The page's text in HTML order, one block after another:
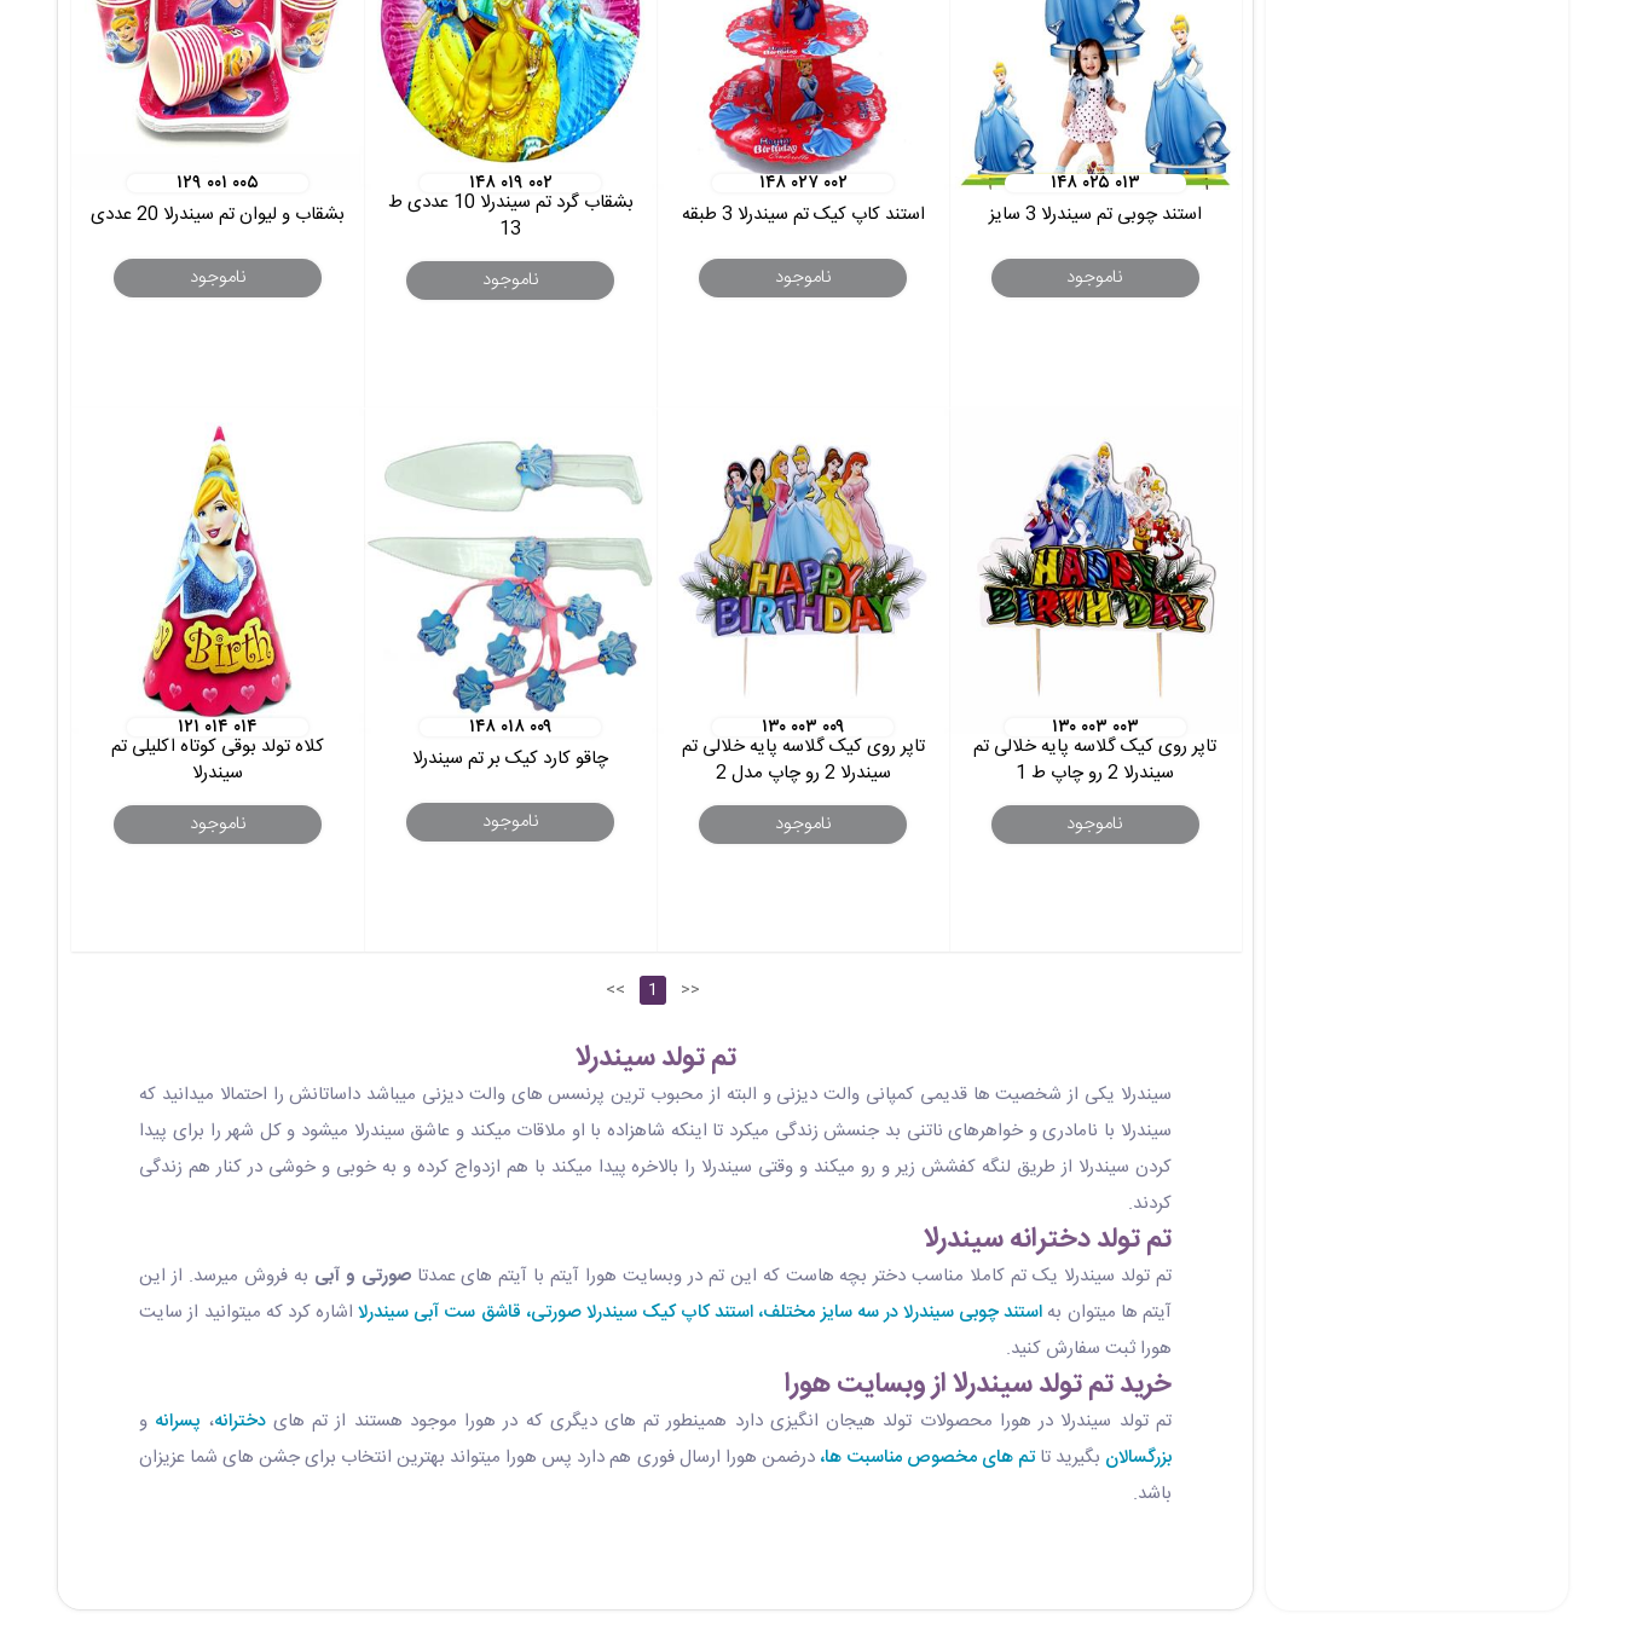
۱۴۸ ۰۲۵ ۰۱۳
استند چوبی تم سیندرلا 3 سایز
ناموجود
۱۴۸ ۰۲۷ ۰۰۲
استند کاپ کیک تم سیندرلا 3 طبقه
ناموجود
۱۴۸ ۰۱۹ ۰۰۲
بشقاب گرد تم سیندرلا 10 عددی ط
13
ناموجود
۱۲۹ ۰۰۱ ۰۰۵
بشقاب و لیوان تم سیندرلا 20 عددی
ناموجود
۱۳۰ ۰۰۳ ۰۰۳
تاپر روی کیک گلاسه پایه خلالی تم
سیندرلا 2 رو چاپ ط 1
ناموجود
۱۳۰ ۰۰۳ ۰۰۹
تاپر روی کیک گلاسه پایه خلالی تم
سیندرلا 2 رو چاپ مدل 2
ناموجود
۱۴۸ ۰۱۸ ۰۰۹
چاقو کارد کیک بر تم سیندرلا
ناموجود
۱۲۱ ۰۱۴ ۰۱۴
کلاه تولد بوقی کوتاه اکلیلی تم
سیندرلا
ناموجود
<< 1 >>
تم تولد سیندرلا
سیندرلا یکی از شخصیت ها قدیمی کمپانی والت دیزنی و البته از محبوب ترین پرنسس های والت دیزنی میباشد داساتانش را احتمالا میدانید که
سیندرلا با نامادری و خواهرهای ناتنی بد جنسش زندگی میکرد تا اینکه شاهزاده با او ملاقات میکند و عاشق سیندرلا میشود و کل شهر را برای پیدا
کردن سیندرلا از طریق لنگه کفشش زیر و رو میکند و وقتی سیندرلا را بالاخره پیدا میکند با هم ازدواج کرده و به خوبی و خوشی در کنار هم زندگی
کردند.
تم تولد دخترانه سیندرلا
تم تولد سیندرلا یک تم کاملا مناسب دختر بچه هاست که این تم در وبسایت هورا آیتم با آیتم های عمدتاصورتی و آبی به فروش میرسد. از این
آیتم ها میتوان به استند چوبی سیندرلا در سه سایز مختلف، استند کاپ کیک سیندرلا صورتی، قاشق ست آبی سیندرلااشاره کرد که میتوانید از سایت
هورا ثبت سفارش کنید.
خرید تم تولد سیندرلا از وبسایت هورا
تم تولد سیندرلا در هورا محصولات تولد هیجان انگیزی دارد همینطور تم های دیگری که در هورا موجود هستند از تم هایدخترانه، پسرانه و
بزرگسالان بگیرید تاتم های مخصوص مناسبت ها، درضمن هورا ارسال فوری هم دارد پس هورا میتواند بهترین انتخاب برای جشن های شما عزیزان
باشد.